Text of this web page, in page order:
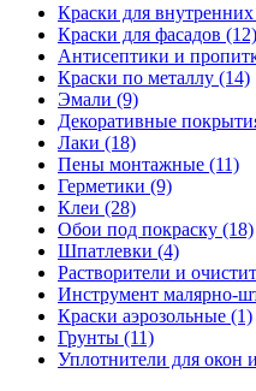
Краски для
Краски для фасадов (12)
Антисептики и
Краски по металлу (14)
Эмали (9)
Декоративные
Лаки (18)
Пены монтажные (11)
Герметики (9)
Клеи (28)
Обои под покраску (18)
Шпатлевки (4)
Растворители и
Инструмент малярно-
Краски аэрозольные (1)
Грунты (11)
Уплотнители для окон